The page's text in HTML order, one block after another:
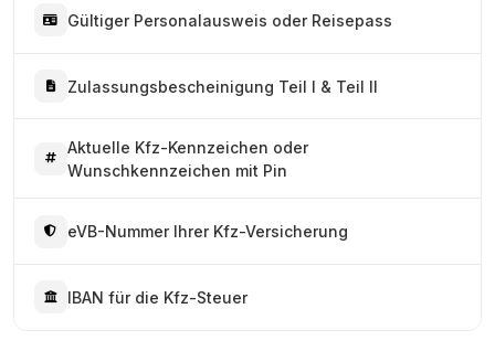
Gültiger Personalausweis oder Reisepass
Zulassungsbescheinigung Teil I & Teil II
Aktuelle Kfz-Kennzeichen oder
Wunschkennzeichen mit Pin
eVB-Nummer Ihrer Kfz-Versicherung
IBAN für die Kfz-Steuer